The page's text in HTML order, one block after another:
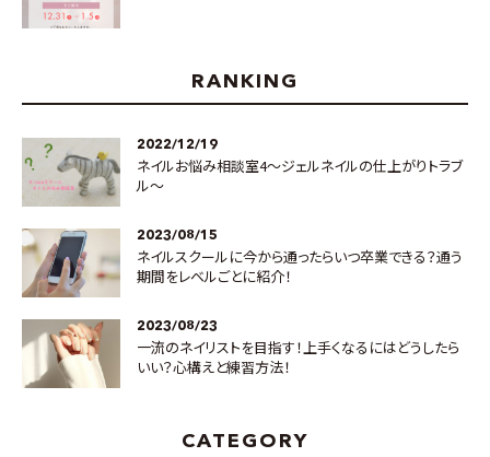
RANKING
2022/12/19
ネイルお悩み相談室4～ジェルネイルの仕上がりトラブ
ル～
2023/08/15
ネイルスクールに今から通ったらいつ卒業できる？通う
期間をレベルごとに紹介！
2023/08/23
一流のネイリストを目指す！上手くなるにはどうしたら
いい？心構えと練習方法！
CATEGORY